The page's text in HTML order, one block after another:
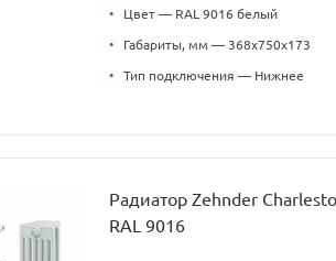
• Цвет — RAL 9016 белый
• Габариты, мм — 368x750x173
• Тип подключения — Нижнее
Радиатор Zehnder
RAL 9016